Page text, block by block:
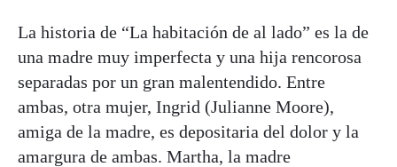
La historia de “La habitación de al lado” es la de
una madre muy imperfecta y una hija rencorosa
separadas por un gran malentendido. Entre
ambas, otra mujer, Ingrid (Julianne Moore),
amiga de la madre, es depositaria del dolor y la
amargura de ambas. Martha, la madre